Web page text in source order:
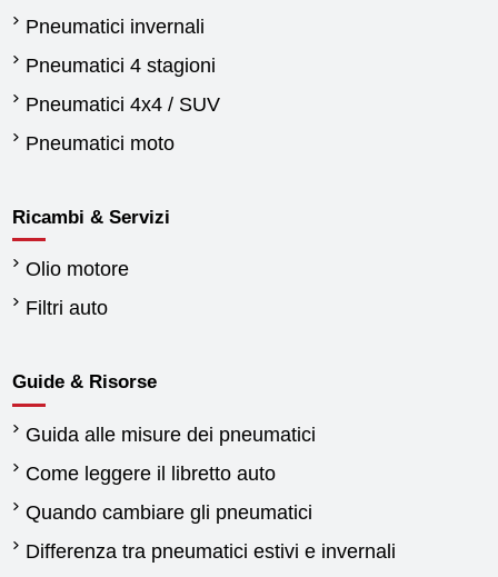
Pneumatici invernali
Pneumatici 4 stagioni
Pneumatici 4x4 / SUV
Pneumatici moto
Ricambi & Servizi
Olio motore
Filtri auto
Guide & Risorse
Guida alle misure dei pneumatici
Come leggere il libretto auto
Quando cambiare gli pneumatici
Differenza tra pneumatici estivi e invernali